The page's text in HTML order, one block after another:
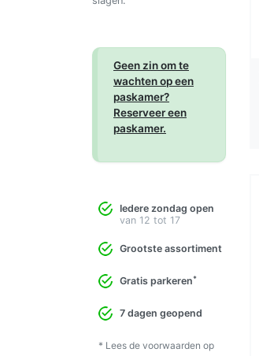
Geen zin om te
wachten op een
paskamer?
Reserveer een
paskamer.
Iedere zondag open
van 12 tot 17
Grootste assortiment
Gratis parkeren*
7 dagen geopend
* Lees de voorwaarden op